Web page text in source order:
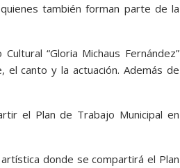
también forman parte de la
“Gloria Michaus Fernández”
canto y la actuación. Además de
el Plan de Trabajo Municipal en
donde se compartirá el Plan